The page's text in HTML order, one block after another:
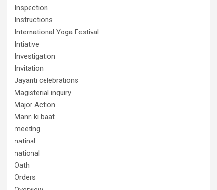
Inspection
Instructions
International Yoga Festival
Intiative
Investigation
Invitation
Jayanti celebrations
Magisterial inquiry
Major Action
Mann ki baat
meeting
natinal
national
Oath
Orders